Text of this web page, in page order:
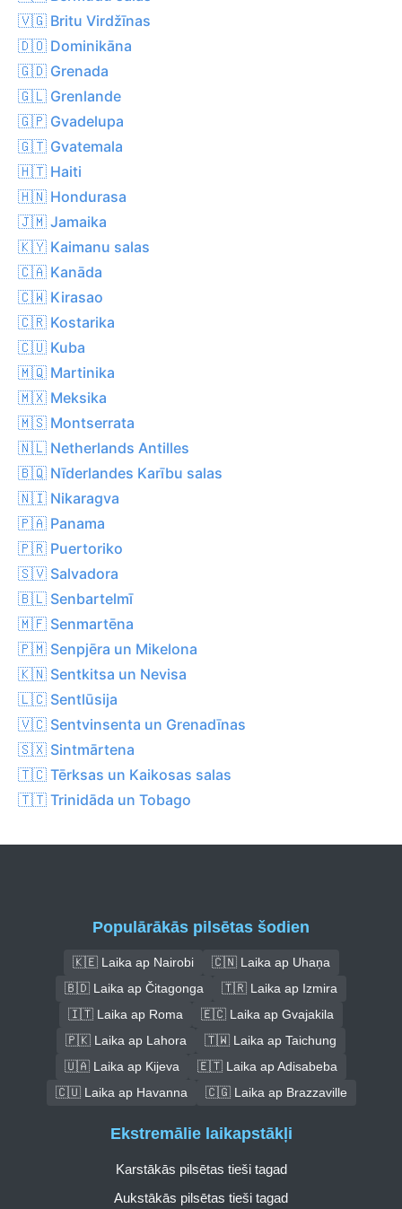
🇻🇬 Britu Virdžīnas
🇩🇴 Dominikāna
🇬🇩 Grenada
🇬🇱 Grenlande
🇬🇵 Gvadelupa
🇬🇹 Gvatemala
🇭🇹 Haiti
🇭🇳 Hondurasa
🇯🇲 Jamaika
🇰🇾 Kaimanu salas
🇨🇦 Kanāda
🇨🇼 Kirasao
🇨🇷 Kostarika
🇨🇺 Kuba
🇲🇶 Martinika
🇲🇽 Meksika
🇲🇸 Montserrata
🇳🇱 Netherlands Antilles
🇧🇶 Nīderlandes Karību salas
🇳🇮 Nikaragva
🇵🇦 Panama
🇵🇷 Puertoriko
🇸🇻 Salvadora
🇧🇱 Senbartelmī
🇲🇫 Senmartēna
🇵🇲 Senpjēra un Mikelona
🇰🇳 Sentkitsa un Nevisa
🇱🇨 Sentlūsija
🇻🇨 Sentvinsenta un Grenadīnas
🇸🇽 Sintmārtena
🇹🇨 Tērksas un Kaikosas salas
🇹🇹 Trinidāda un Tobago
Populārākās pilsētas šodien
🇰🇪 Laika ap Nairobi
🇨🇳 Laika ap Uhaņa
🇧🇩 Laika ap Čitagonga
🇹🇷 Laika ap Izmira
🇮🇹 Laika ap Roma
🇪🇨 Laika ap Gvajakila
🇵🇰 Laika ap Lahora
🇹🇼 Laika ap Taichung
🇺🇦 Laika ap Kijeva
🇪🇹 Laika ap Adisabeba
🇨🇺 Laika ap Havanna
🇨🇬 Laika ap Brazzaville
Ekstremālie laikapstākļi
Karstākās pilsētas tieši tagad
Aukstākās pilsētas tieši tagad